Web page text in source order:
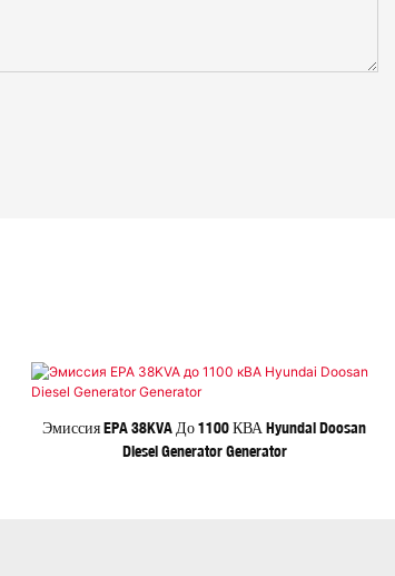
Эмиссия EPA 38KVA До 1100 КВА Hyundai Doosan
Diesel Generator Generator